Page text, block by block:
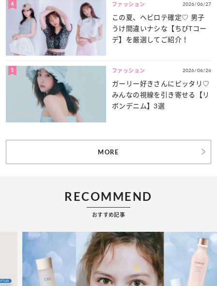
4 ファッション 2026/06/27
この夏、ヘビロテ確定♡ 男子
うけ間違いナシな【ちびTコー
デ】を厳選してご紹介！
5 ファッション 2026/06/26
ガーリー好きさんにピッタリ♡
みんなの視線を引き寄せる【リ
ボンデニム】3選
MORE
RECOMMEND
おすすめ記事